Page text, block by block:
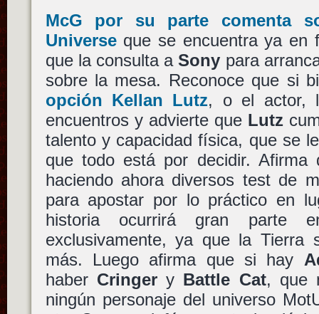
McG por su parte comenta
Universeque se encuentra ya en
que la consulta aSony para
sobre la mesa. Reconoce que si
opción Kellan Lutz, o el actor,
encuentros y advierte que Lutz
talento y capacidad física, que se
que todo está por decidir.
haciendo ahora diversos test de
para apostar por lo práctico en
historia ocurrirá gran parte
exclusivamente, ya que la Tierra
más. Luego afirma que si hay
haber Cringery Battle Cat, que
ningún personaje del universo